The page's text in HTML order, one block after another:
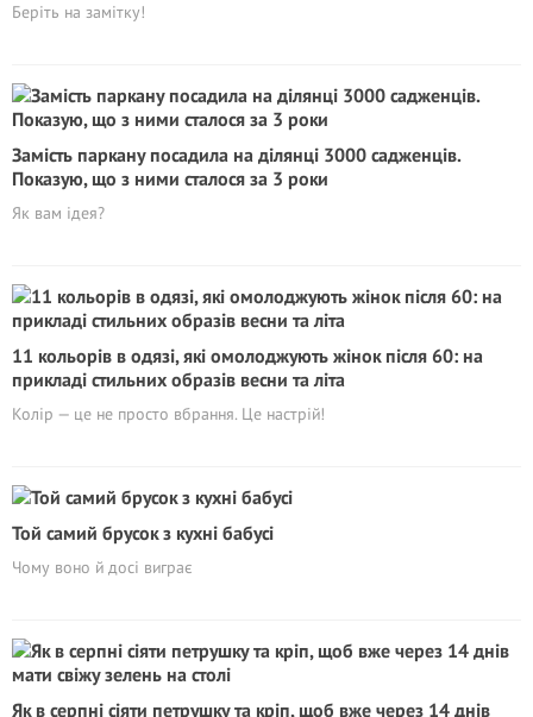
Беріть на замітку!
Замість паркану посадила на ділянці 3000 садженців.
Показую, що з ними сталося за 3 роки
Як вам ідея?
11 кольорів в одязі, які омолоджують жінок після 60: на
прикладі стильних образів весни та літа
Колір — це не просто вбрання. Це настрій!
Той самий брусок з кухні бабусі
Чому воно й досі виграє
Як в серпні сіяти петрушку та кріп, щоб вже через 14 днів